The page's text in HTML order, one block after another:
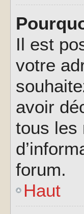
Il est
votre
avoir
tous les
forum.
Haut